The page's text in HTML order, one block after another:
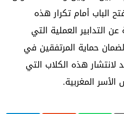
الباب أمام تكرار هذه
التدابير العملية التي
حماية المرتفقين في
هذه الكلاب التي
المغربية.